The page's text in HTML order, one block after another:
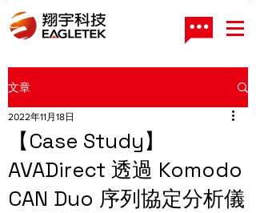
文章
【Case Study】
AVADirect 透過 Komodo
CAN Duo 序列協定分析儀
2022年11月18日